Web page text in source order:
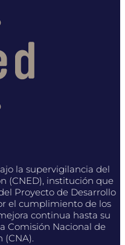
la supervigilancia del
(CNED), institución que
Proyecto de Desarrollo
el cumplimiento de los
continua hasta su
Comisión Nacional de
(CNA).